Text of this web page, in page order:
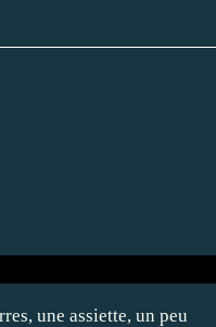
une assiette, un peu